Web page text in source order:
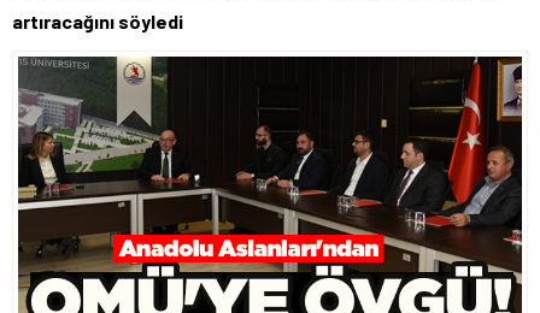
artıracağını söyledi